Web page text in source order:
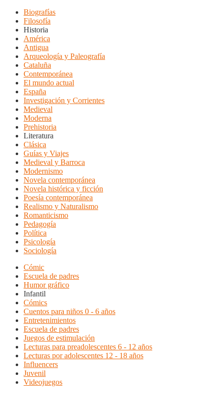
Biografías
Filosofía
Historia
América
Antigua
Arqueología y Paleografía
Cataluña
Contemporánea
El mundo actual
España
Investigación y Corrientes
Medieval
Moderna
Prehistoria
Literatura
Clásica
Guías y Viajes
Medieval y Barroca
Modernismo
Novela contemporánea
Novela histórica y ficción
Poesía contemporánea
Realismo y Naturalismo
Romanticismo
Pedagogía
Política
Psicología
Sociología
Cómic
Escuela de padres
Humor gráfico
Infantil
Cómics
Cuentos para niños 0 - 6 años
Entretenimientos
Escuela de padres
Juegos de estimulación
Lecturas para preadolescentes 6 - 12 años
Lecturas por adolescentes 12 - 18 años
Influencers
Juvenil
Videojuegos